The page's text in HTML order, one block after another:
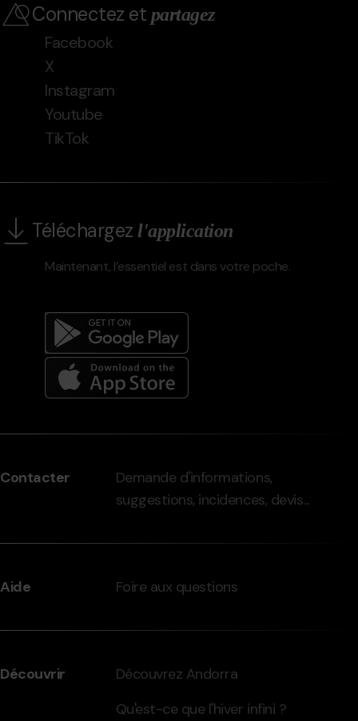
Connectez et partagez
Facebook
X
Instagram
Youtube
TikTok
Téléchargezl'application
Maintenant, l’essentiel est dans votre poche.
del
-
Contacter
Demande d'informations,
suggestions, incidences, devis...
Aide Foire aux questions
Découvrir
Découvrez Andorra
Qu'est-ce que l'hiver infini ?